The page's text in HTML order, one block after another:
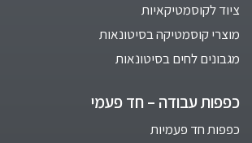
ציוד לקוסמטיקאיות
מוצרי קוסמטיקה בסיטונאות
מגבונים לחים בסיטונאות
כפפות עבודה – חד פעמי
כפפות חד פעמיות